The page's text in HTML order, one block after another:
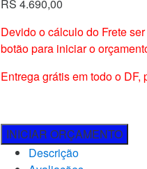
RS 4.690,00
Devido o cálculo do Frete
botão para iniciar o
Entrega grátis em todo o
INICIAR ORÇAMENTO
Descrição